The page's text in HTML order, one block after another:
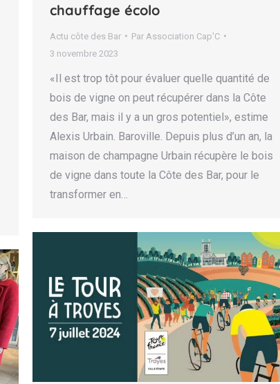
chauffage écolo
Actu côte des Bar Par Association Cap'C
3 novembre 2023
«Il est trop tôt pour évaluer quelle quantité de
bois de vigne on peut récupérer dans la Côte
des Bar, mais il y a un gros potentiel», estime
Alexis Urbain. Baroville. Depuis plus d’un an, la
maison de champagne Urbain récupère le bois
de vigne dans toute la Côte des Bar, pour le
transformer en…